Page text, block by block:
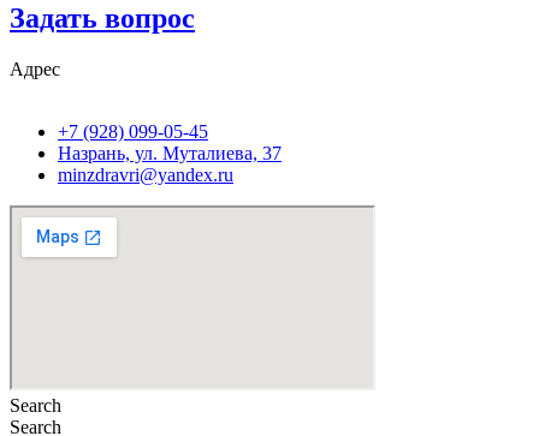
Задать вопрос
Адрес
+7 (928) 099-05-45
Назрань, ул. Муталиева, 37
minzdravri@yandex.ru
Search
Search